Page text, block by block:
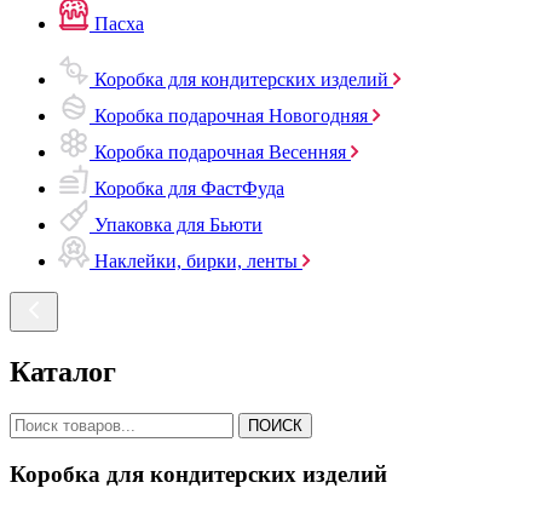
Пасха
Коробка для кондитерских изделий
Коробка подарочная Новогодняя
Коробка подарочная Весенняя
Коробка для ФастФуда
Упаковка для Бьюти
Наклейки, бирки, ленты
Каталог
ПОИСК
Коробка для кондитерских изделий